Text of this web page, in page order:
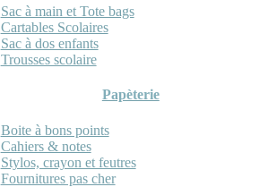
Sac à main et Tote bags
Cartables Scolaires
Sac à dos enfants
Trousses scolaire
Papèterie
Boite à bons points
Cahiers & notes
Stylos, crayon et feutres
Fournitures pas cher